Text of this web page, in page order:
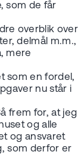
som de får
overblik over
delmål m.m.,
mere
som en fordel,
nu står i
frem for, at jeg
og alle
og ansvaret
som derfor er